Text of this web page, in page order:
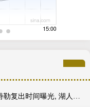
九五配资 一夜消息: 狄龙超值续约, 巴特勒复出时间曝光, 湖人旧将重返联盟